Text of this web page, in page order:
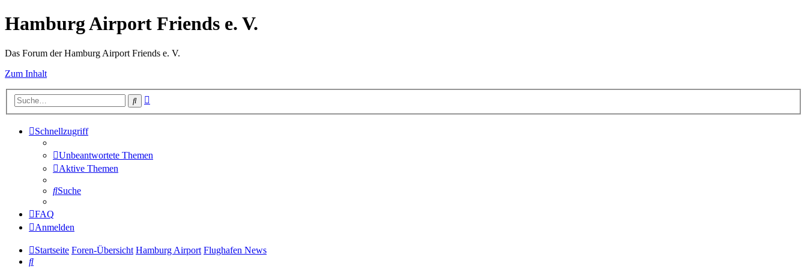
Hamburg Airport Friends e. V.
Das Forum der Hamburg Airport Friends e. V.
Zum Inhalt
Suche
Schnellzugriff
Unbeantwortete Themen
Aktive Themen
Suche
FAQ
Anmelden
Startseite Foren-Übersicht Hamburg Airport Flughafen News
Suche